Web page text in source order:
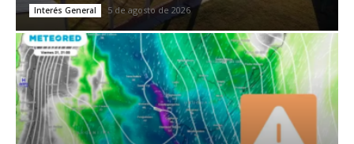
Interés General 5 de agosto de 2026